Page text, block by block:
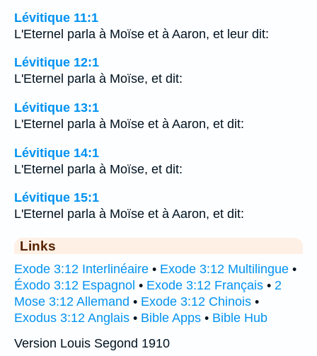
Lévitique 11:1
L'Eternel parla à Moïse et à Aaron, et leur dit:
Lévitique 12:1
L'Eternel parla à Moïse, et dit:
Lévitique 13:1
L'Eternel parla à Moïse et à Aaron, et dit:
Lévitique 14:1
L'Eternel parla à Moïse, et dit:
Lévitique 15:1
L'Eternel parla à Moïse et à Aaron, et dit:
Links
Exode 3:12 Interlinéaire • Exode 3:12 Multilingue •
Éxodo 3:12 Espagnol • Exode 3:12 Français • 2
Mose 3:12 Allemand • Exode 3:12 Chinois •
Exodus 3:12 Anglais • Bible Apps • Bible Hub
Version Louis Segond 1910